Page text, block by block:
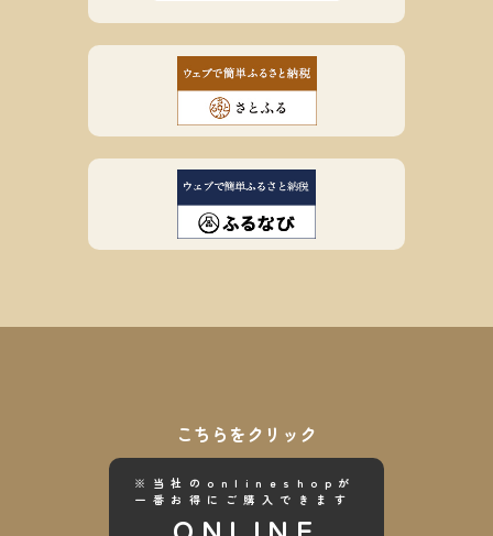
こちらをクリック
※当社のonlineshopが
一番お得にご購入できます